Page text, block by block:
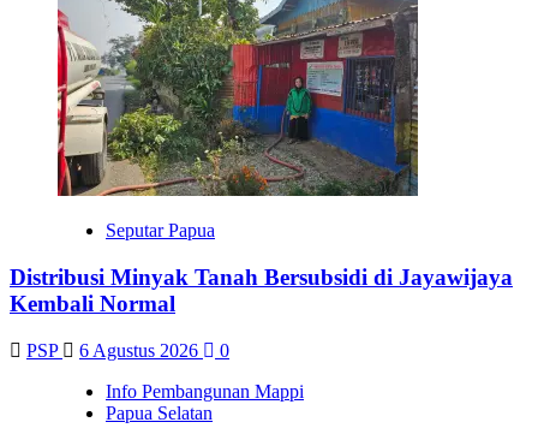
Distribusi Minyak Tanah Bersubsidi di Jayawijaya
Kembali Normal
PSP 6 Agustus 2026
0
Info Pembangunan Mappi
Papua Selatan
Kab. MappiTinjau SPBU Kilo 7
PSP 6 Agustus 2026 0